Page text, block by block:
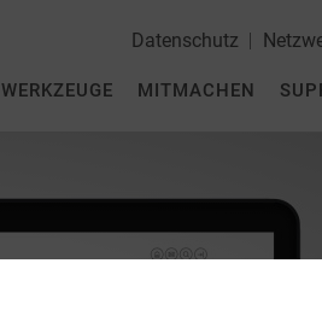
Datenschutz
WERKZEUGE MITMACHEN